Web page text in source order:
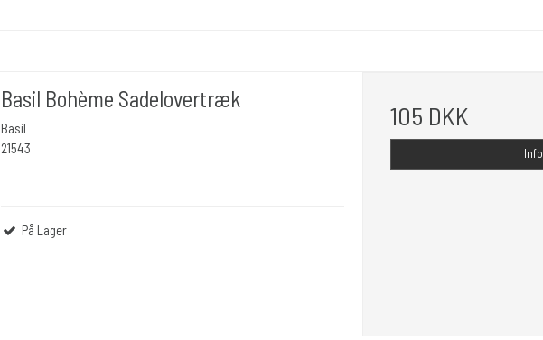
Basil Bohème Sadelovertræk
Basil
21543
På Lager
105 DKK
Info